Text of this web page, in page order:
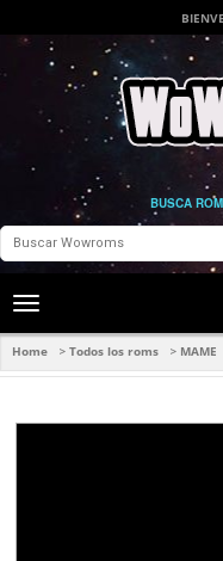
BUSCA
Toggle
navigation
Home > Todos los roms > MAME